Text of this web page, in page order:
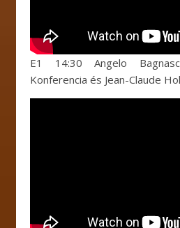
E1 14:30 Angelo
Konferencia és Jean-Claude